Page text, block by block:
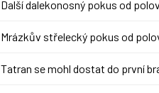
Další dalekonosný pokus od
Mrázkův střelecký pokus od
Tatran se mohl dostat do první